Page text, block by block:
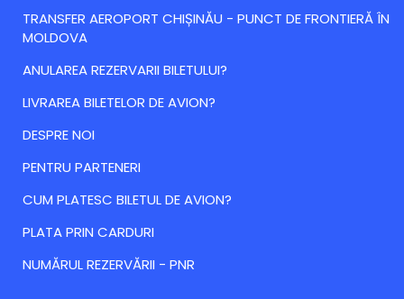
TRANSFER AEROPORT CHIȘINĂU - PUNCT DE FRONTIERĂ ÎN
MOLDOVA
ANULAREA REZERVARII BILETULUI?
LIVRAREA BILETELOR DE AVION?
DESPRE NOI
PENTRU PARTENERI
CUM PLATESC BILETUL DE AVION?
PLATA PRIN CARDURI
NUMĂRUL REZERVĂRII - PNR